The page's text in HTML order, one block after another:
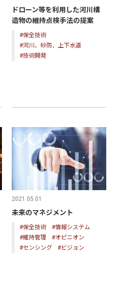
ドローン等を利用した河川構
造物の維持点検手法の提案
#保全技術
#河川、砂防、上下水道
#技術開発
2021.05.01
未来のマネジメント
#保全技術
#情報システム
#維持管理
#オピニオン
#センシング
#ビジョン